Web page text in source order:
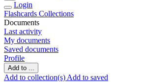
Login
Flashcards Collections
Documents
Last activity
My documents
Saved documents
Profile
Add to ...
Add to collection(s) Add to saved